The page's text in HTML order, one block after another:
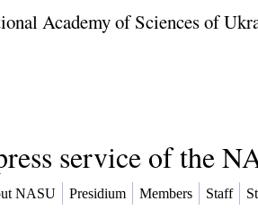
Academy of Sciences of
service of the
NASU Presidium Members Staff